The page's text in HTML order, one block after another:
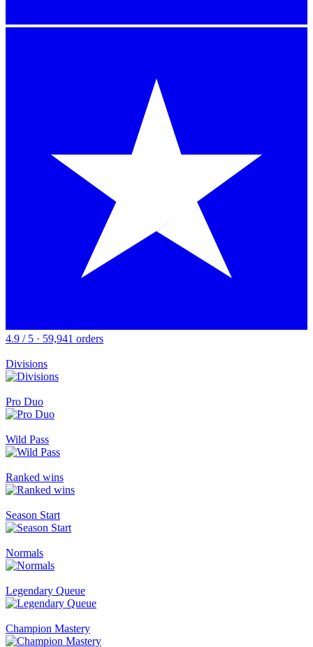
4.9 / 5 · 59,941 orders
Divisions
Pro Duo
Wild Pass
Ranked wins
Season Start
Normals
Legendary Queue
Champion Mastery